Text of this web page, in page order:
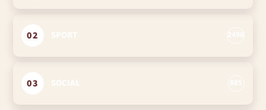
02
03